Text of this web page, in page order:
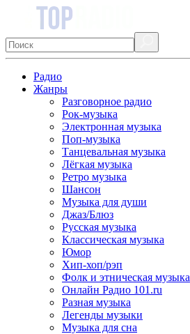
Радио
Жанры
Разговорное радио
Рок-музыка
Электронная музыка
Поп-музыка
Танцевальная музыка
Лёгкая музыка
Ретро музыка
Шансон
Музыка для души
Джаз/Блюз
Русская музыка
Классическая музыка
Юмор
Хип-хоп/рэп
Фолк и этническая музыка
Онлайн Радио 101.ru
Разная музыка
Легенды музыки
Музыка для сна